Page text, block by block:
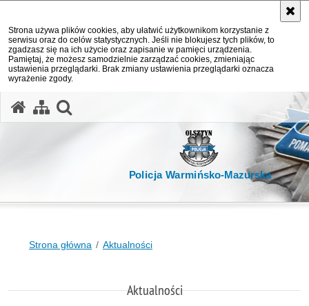
Strona używa plików cookies, aby ułatwić użytkownikom korzystanie z
serwisu oraz do celów statystycznych. Jeśli nie blokujesz tych plików, to
zgadzasz się na ich użycie oraz zapisanie w pamięci urządzenia.
Pamiętaj, że możesz samodzielnie zarządzać cookies, zmieniając
ustawienia przeglądarki. Brak zmiany ustawienia przeglądarki oznacza
wyrażenie zgody.
Policja Warmińsko-Mazurska
Strona główna Aktualności
Aktualności